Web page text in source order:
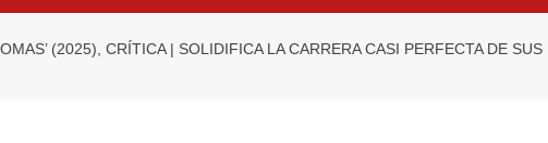
(2025), CRÍTICA | SOLIDIFICA LA CARRERA CASI PERFECTA DE